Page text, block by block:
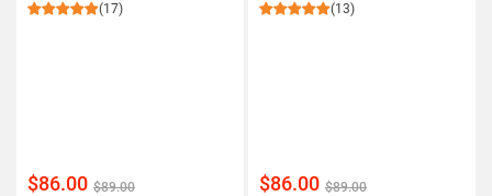
(17)
$86.00 $89.00
(13)
$86.00 $89.00